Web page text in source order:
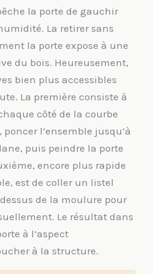
la porte de gauchir
La retirer sans
la porte expose à une
du bois. Heureusement,
bien plus accessibles
La première consiste à
côté de la courbe
l’ensemble jusqu’à
puis peindre la porte
encore plus rapide
est de coller un listel
de la moulure pour
Le résultat dans
à l’aspect
à la structure.